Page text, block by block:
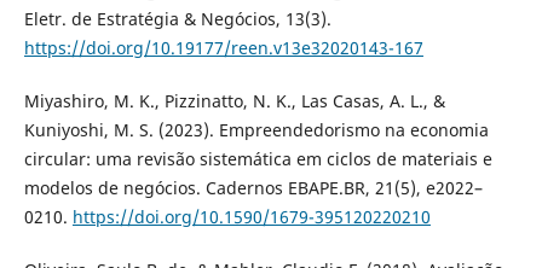
Eletr. de Estratégia & Negócios, 13(3).
https://doi.org/10.19177/reen.v13e32020143-167
Miyashiro, M. K., Pizzinatto, N. K., Las Casas, A. L., &
Kuniyoshi, M. S. (2023). Empreendedorismo na economia
circular: uma revisão sistemática em ciclos de materiais e
modelos de negócios. Cadernos EBAPE.BR, 21(5), e2022–
0210. https://doi.org/10.1590/1679-395120220210